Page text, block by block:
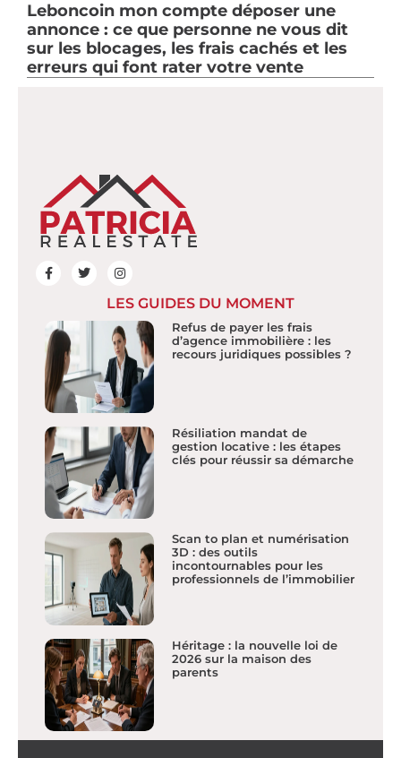
Leboncoin mon compte déposer une
annonce : ce que personne ne vous dit
sur les blocages, les frais cachés et les
erreurs qui font rater votre vente
LES GUIDES DU MOMENT
Refus de payer les frais
d’agence immobilière : les
recours juridiques possibles ?
Résiliation mandat de
gestion locative : les étapes
clés pour réussir sa démarche
Scan to plan et numérisation
3D : des outils
incontournables pour les
professionnels de l’immobilier
Héritage : la nouvelle loi de
2026 sur la maison des
parents